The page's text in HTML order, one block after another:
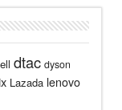
dtac dyson
Lazada lenovo